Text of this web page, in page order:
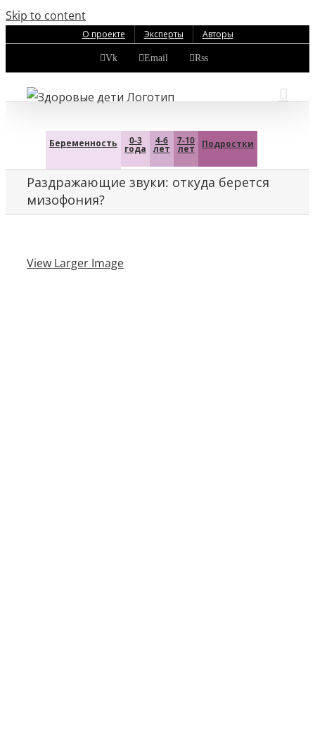
Skip to content
О проекте Эксперты Авторы
Vk Email Rss
Беременность 0-3
года
4-6
лет
7-10
лет Подростки
Раздражающие звуки: откуда берется
мизофония?
View Larger Image